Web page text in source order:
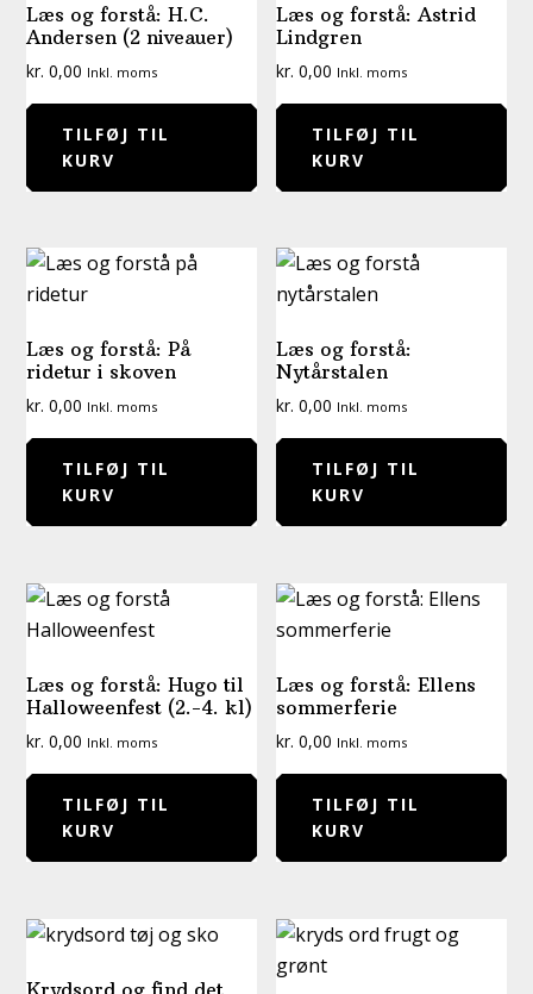
Læs og forstå: H.C.
Andersen (2 niveauer)
kr. 0,00 Inkl. moms
TILFØJ TIL
KURV
Læs og forstå: Astrid
Lindgren
kr. 0,00 Inkl. moms
TILFØJ TIL
KURV
Læs og forstå: På
ridetur i skoven
kr. 0,00 Inkl. moms
TILFØJ TIL
KURV
Læs og forstå:
Nytårstalen
kr. 0,00 Inkl. moms
TILFØJ TIL
KURV
Læs og forstå: Hugo til
Halloweenfest (2.-4. kl)
kr. 0,00 Inkl. moms
TILFØJ TIL
KURV
Læs og forstå: Ellens
sommerferie
kr. 0,00 Inkl. moms
TILFØJ TIL
KURV
Krydsord og find det